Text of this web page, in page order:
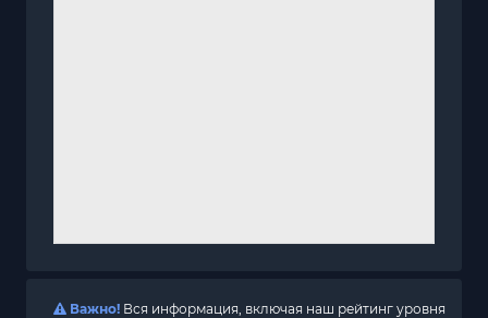
Важно! Вся информация, включая наш рейтинг уровня